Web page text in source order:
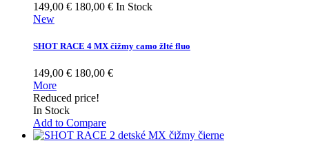
149,00 € 180,00 € In Stock
New
SHOT RACE 4 MX čižmy camo žlté fluo
149,00 € 180,00 €
More
Reduced price!
In Stock
Add to Compare